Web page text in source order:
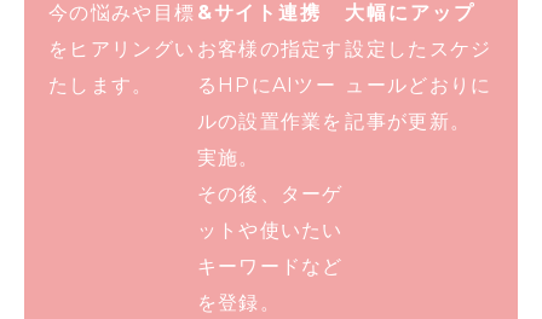
今の悩みや目標
をヒアリングい
たします。
&サイト連携
お客様の指定す
るHPにAIツー
ルの設置作業を
実施。
その後、ターゲ
ットや使いたい
キーワードなど
を登録。
大幅にアップ
設定したスケジ
ュールどおりに
記事が更新。